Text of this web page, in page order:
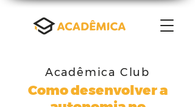
Acadêmica Club
Como desenvolver a